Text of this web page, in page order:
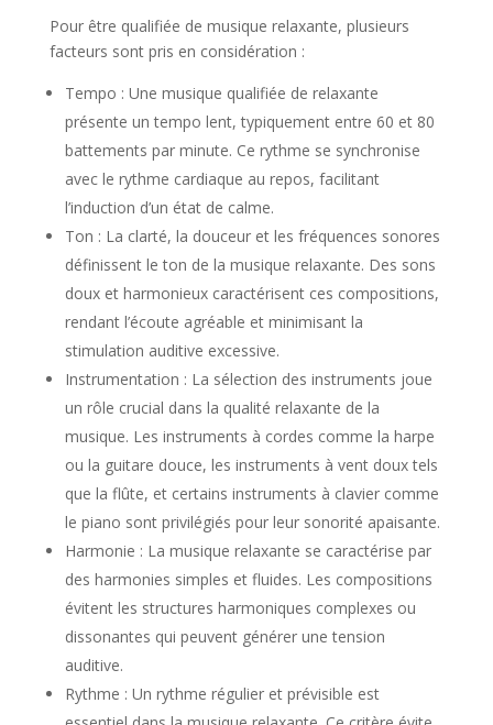
Pour être qualifiée de musique relaxante, plusieurs
facteurs sont pris en considération :
Tempo : Une musique qualifiée de relaxante
présente un tempo lent, typiquement entre 60 et 80
battements par minute. Ce rythme se synchronise
avec le rythme cardiaque au repos, facilitant
l’induction d’un état de calme.
Ton : La clarté, la douceur et les fréquences sonores
définissent le ton de la musique relaxante. Des sons
doux et harmonieux caractérisent ces compositions,
rendant l’écoute agréable et minimisant la
stimulation auditive excessive.
Instrumentation : La sélection des instruments joue
un rôle crucial dans la qualité relaxante de la
musique. Les instruments à cordes comme la harpe
ou la guitare douce, les instruments à vent doux tels
que la flûte, et certains instruments à clavier comme
le piano sont privilégiés pour leur sonorité apaisante.
Harmonie : La musique relaxante se caractérise par
des harmonies simples et fluides. Les compositions
évitent les structures harmoniques complexes ou
dissonantes qui peuvent générer une tension
auditive.
Rythme : Un rythme régulier et prévisible est